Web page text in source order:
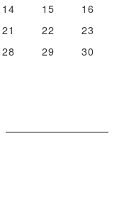
14 15
16
21 22
23
28 29
30